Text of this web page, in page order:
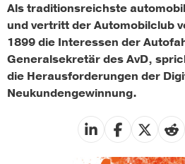
Als traditionsreichste
und vertritt derAutomobilclub
1899 die Interessen der
Generalsekretär des AvD,
die Herausforderungen der
Neukundengewinnung.